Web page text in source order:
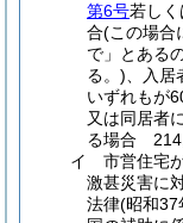
第6号若しく
合(この場合
で」とある
る。) 、入
いずれもが
又は同居者
る場合
イ
市営住宅
激甚災害に
法律(昭和37